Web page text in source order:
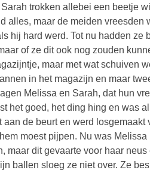
trokken allebei een beetje
alles, maar de meiden
hij hard werd. Tot nu hadden
of ze dit ook nog zouden
maar met wat schuiven
in het magazijn en maar
Melissa en Sarah, dat hun
het goed, het ding hing en was
aan de beurt en werd
moest pijpen. Nu was
maar dit gevaarte voor haar
ballen sloeg ze niet over. Ze